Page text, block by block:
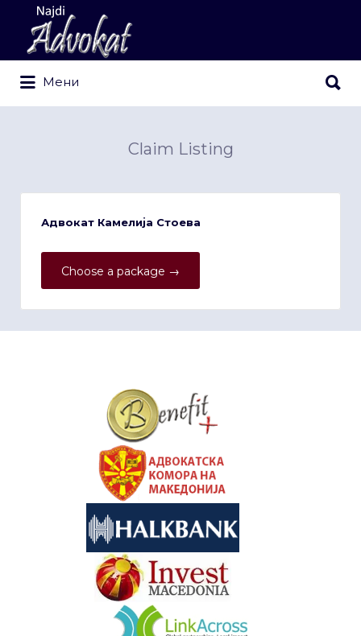
Search
for:
Мени
for:
Claim Listing
Адвокат Камелија Стоева